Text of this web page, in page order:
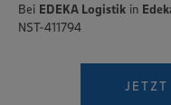
Bei EDEKA Logistik in
NST-411794
JETZT